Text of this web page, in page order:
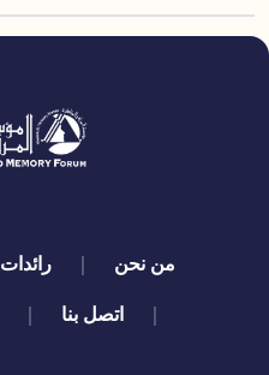
quick links
من نحن رائدات
اتصل بنا